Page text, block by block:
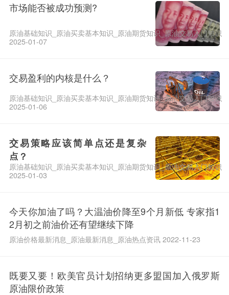
市场能否被成功预测?
原油基础知识_原油买卖基本知识_原油期货知识_原油交易入门知识
2025-01-07
交易盈利的内核是什么？
原油基础知识_原油买卖基本知识_原油期货知识_原油交易入门知识
2025-01-06
交易策略应该简单点还是复杂
点？
原油基础知识_原油买卖基本知识_原油期货知识_原油交易入门知识
2025-01-03
今天你加油了吗？大温油价降至9个月新低 专家指1
2月初之前油价还有望继续下降
原油价格最新消息_原油最新消息_原油热点资讯 2022-11-23
既要又要！欧美官员计划招纳更多盟国加入俄罗斯
原油限价政策